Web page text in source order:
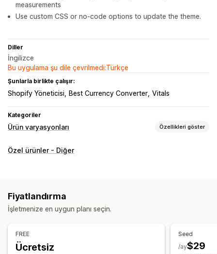
measurements
Use custom CSS or no-code options to update the theme.
Diller
İngilizce
Bu uygulama şu dile çevrilmedi:Türkçe
Şunlarla birlikte çalışır:
Shopify Yöneticisi Best Currency Converter Vitals
Kategoriler
Ürün varyasyonları Özellikleri göster
Özelleştirme
Fiyatlandırma
Özel fiyatlandırma
İndirim seçenekleri
Prim artışları
Özel ürünler - Diğer
Fiyatlandırma
İşletmenize en uygun planı seçin.
FREE
Ücretsiz
Seed
$29
/ay